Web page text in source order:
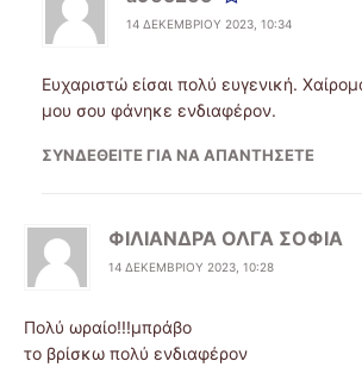
14 ΔΕΚΕΜΒΡΊΟΥ 2023, 10:34
Ευχαριστώ είσαι πολύ ευγενική.
μου σου φάνηκε ενδιαφέρoν.
ΣΥΝΔΕΘΕΊΤΕ ΓΙΑ ΝΑ ΑΠΑΝΤΉΣΕΤΕ
ΦΙΛΙΑΝΔΡΑ ΟΛΓΑ ΣΟΦΙΑ
14 ΔΕΚΕΜΒΡΊΟΥ 2023, 10:28
Πολύ ωραίο!!!μπράβο
το βρίσκω πολύ ενδιαφέρον